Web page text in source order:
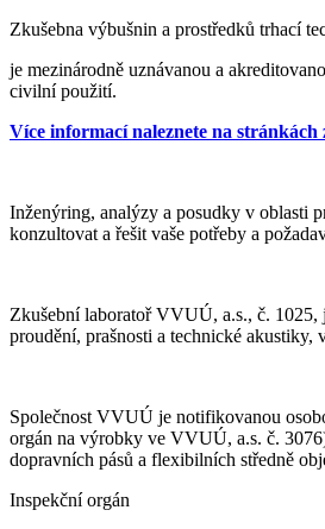
Zkušebna výbušnin a prostředků trhací
je mezinárodně uznávanou a
civilní použití.
Více informací naleznete na
Inženýring, analýzy a posudky v oblasti
konzultovat a řešit vaše potřeby a
Zkušební laboratoř VVUÚ, a.s., č. 1025,
proudění, prašnosti a technické
Společnost VVUÚ je notifikovanou
orgán na výrobky ve VVUÚ, a.s. č.
dopravních pásů a flexibilních středně
Inspekční orgán